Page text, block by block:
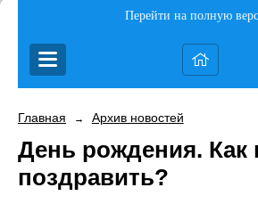
Перейти на полную
Главная → Архив новостей
День рождения. Как
поздравить?